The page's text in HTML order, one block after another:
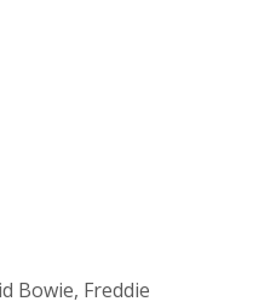
Bowie, Freddie